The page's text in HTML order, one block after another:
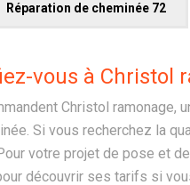
Réparation de cheminée 72
vous à Christol
Christol ramonage,
Si vous recherchez la
votre projet de pose et
découvrir ses tarifs si